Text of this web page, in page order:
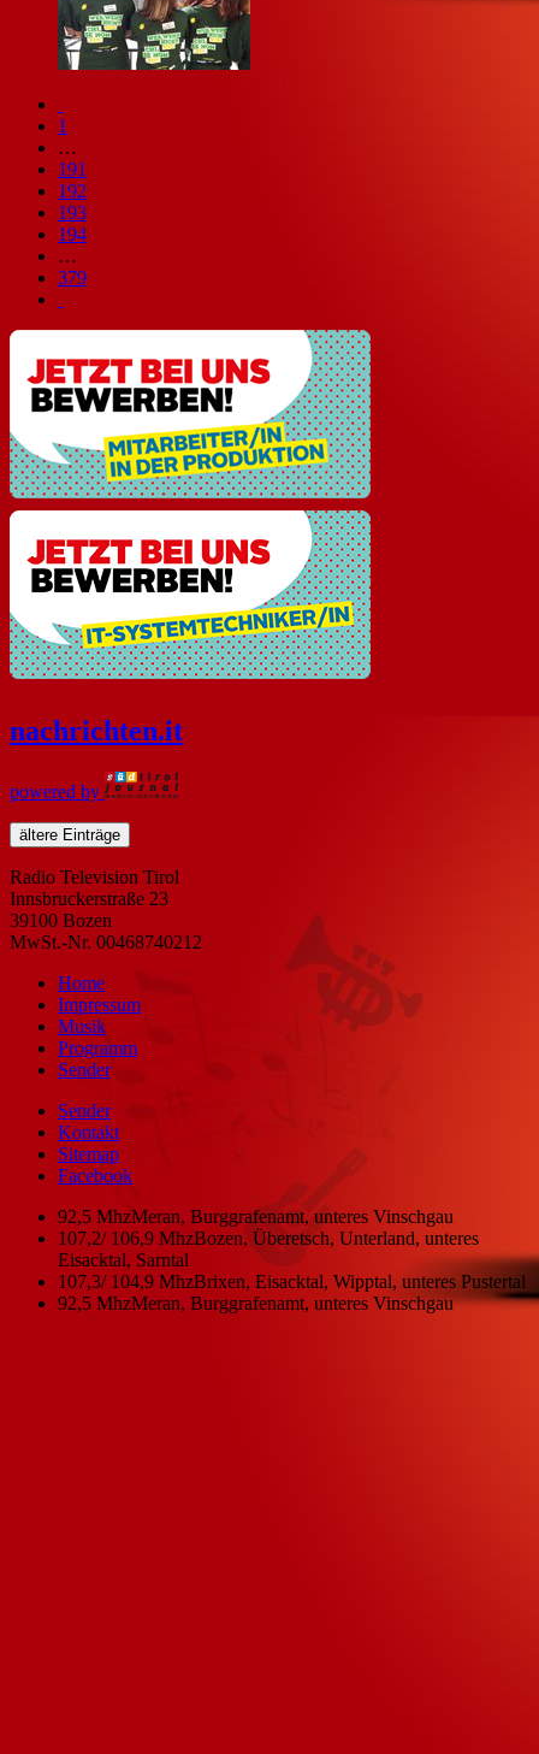
1
…
191
192
193
194
…
379
nachrichten.it
powered by
ältere Einträge
Radio Television Tirol
Innsbruckerstraße 23
39100 Bozen
MwSt.-Nr. 00468740212
Home
Impressum
Musik
Programm
Sender
Sender
Kontakt
Sitemap
Facebook
92,5 MhzMeran, Burggrafenamt, unteres Vinschgau
107,2/ 106,9 MhzBozen, Überetsch, Unterland, unteres
Eisacktal, Sarntal
107,3/ 104,9 MhzBrixen, Eisacktal, Wipptal, unteres Pustertal
92,5 MhzMeran, Burggrafenamt, unteres Vinschgau